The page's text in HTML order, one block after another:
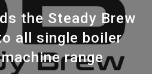
the Steady Brew
all single boiler
range